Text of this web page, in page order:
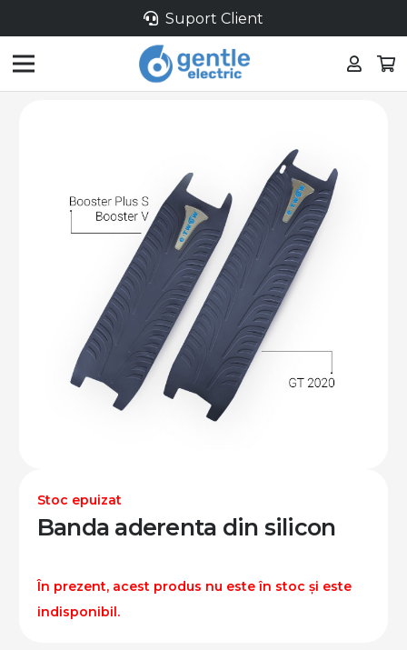
Suport Client
Stoc epuizat
Banda aderenta din silicon
În prezent, acest produs nu este în stoc și este
indisponibil.